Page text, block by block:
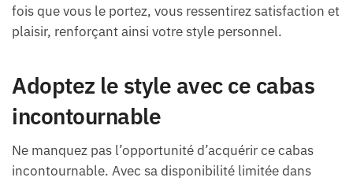
fois que vous le portez, vous ressentirez satisfaction et
plaisir, renforçant ainsi votre style personnel.
Adoptez le style avec ce cabas
incontournable
Ne manquez pas l’opportunité d’acquérir ce cabas
incontournable. Avec sa disponibilité limitée dans